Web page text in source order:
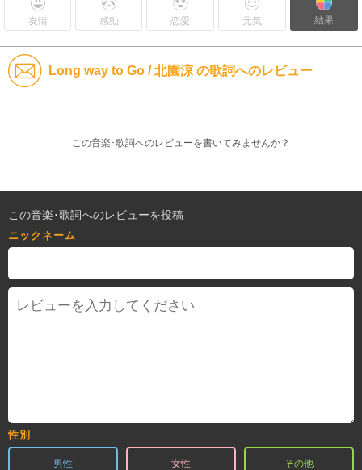
友情 感動 恋愛 元気 結果
Long way to Go / 北園涼 の歌詞へのレビュー
この音楽･歌詞へのレビューを書いてみませんか？
この音楽･歌詞へのレビューを投稿
ニックネーム
性別
男性 女性 その他